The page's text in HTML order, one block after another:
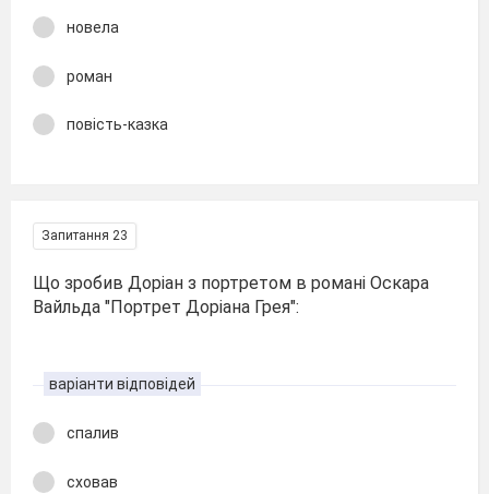
новела
роман
повість-казка
Запитання 23
Що зробив Доріан з портретом в романі Оскара
Вайльда "Портрет Доріана Грея":
варіанти відповідей
спалив
сховав